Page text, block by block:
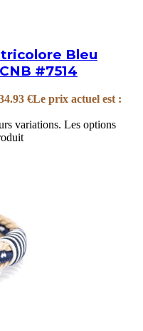
Bleu
#7514
€Le prix actuel est :
variations. Les options